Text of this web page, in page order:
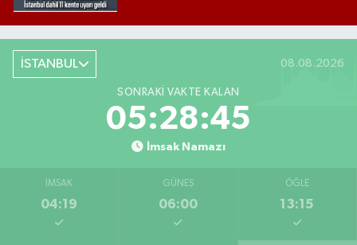
İSTANBUL 08.08.2026
SONRAKI VAKTE KALAN
05:28:44
İmsak Namazı
İMSAK
04:19
GÜNEŞ
06:00
ÖĞLE
13:15